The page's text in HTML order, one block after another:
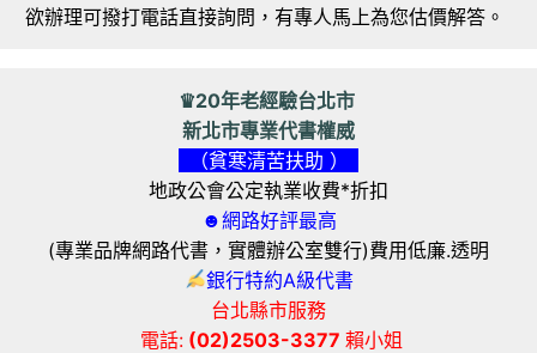
欲辦理可撥打電話直接詢問，有專人馬上為您估價解答。
♛20年老經驗台北市
新北市專業代書權威
（貧寒清苦扶助 ）
地政公會公定執業收費*折扣
☻網路好評最高
(專業品牌網路代書，實體辦公室雙行)費用低廉.透明
銀行特約A級代書
台北縣市服務
電話: (02)2503-3377 賴小姐